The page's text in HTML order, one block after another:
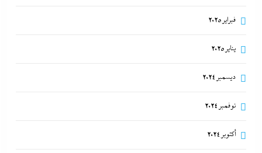
فبراير 2025
يناير 2025
ديسمبر 2024
نوفمبر 2024
أكتوبر 2024